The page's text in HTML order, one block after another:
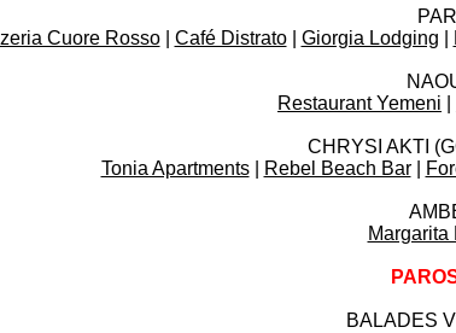
Cuore Rosso| Café Distrato| Giorgia Lodging
Restaurant Yemeni
CHRYSI AKTI
Tonia Apartments| Rebel Beach Bar|
Margarita
BALADES